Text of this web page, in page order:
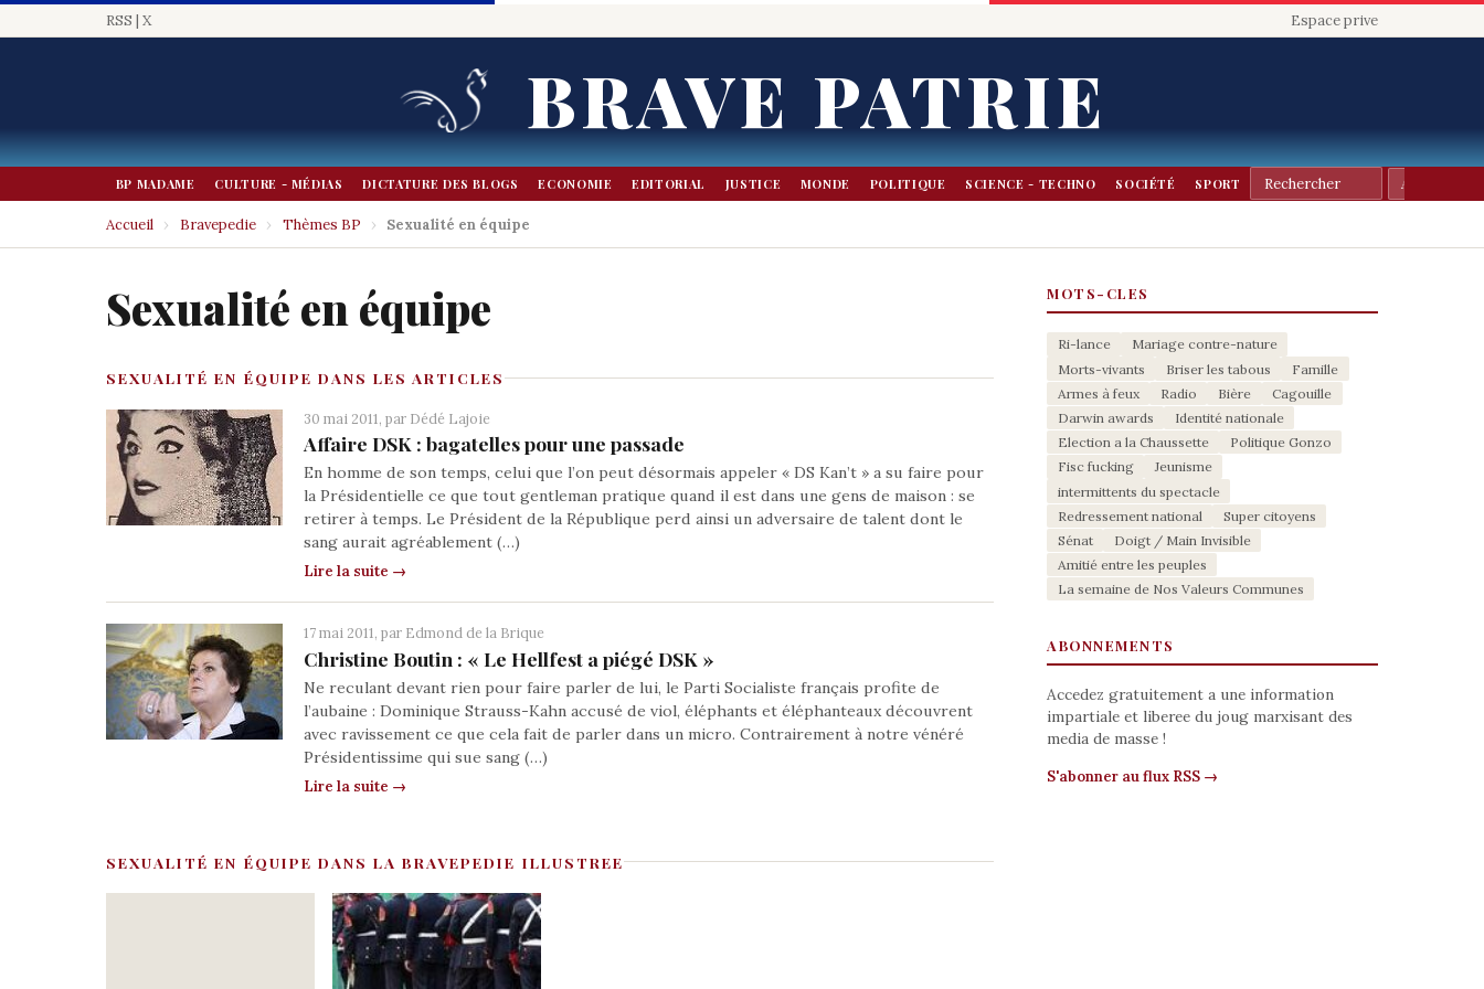
RSS | X Espace prive
BRAVE PATRIE
BP MADAME CULTURE - MÉDIAS DICTATURE DES BLOGS ECONOMIE EDITORIAL JUSTICE MONDE POLITIQUE SCIENCE - TECHNO SOCIÉTÉ SPORT
Accueil › Bravepedie › Thèmes BP › Sexualité en équipe
Sexualité en équipe
SEXUALITÉ EN ÉQUIPE DANS LES ARTICLES
30 mai 2011, par Dédé Lajoie
Affaire DSK : bagatelles pour une passade
En homme de son temps, celui que l’on peut désormais appeler « DS Kan’t » a su faire pour
la Présidentielle ce que tout gentleman pratique quand il est dans une gens de maison : se
retirer à temps. Le Président de la République perd ainsi un adversaire de talent dont le
sang aurait agréablement (…)
Lire la suite →
17 mai 2011, par Edmond de la Brique
Christine Boutin : « Le Hellfest a piégé DSK »
Ne reculant devant rien pour faire parler de lui, le Parti Socialiste français profite de
l’aubaine : Dominique Strauss-Kahn accusé de viol, éléphants et éléphanteaux découvrent
avec ravissement ce que cela fait de parler dans un micro. Contrairement à notre vénéré
Présidentissime qui sue sang (…)
Lire la suite →
SEXUALITÉ EN ÉQUIPE DANS LA BRAVEPEDIE ILLUSTREE
MOTS-CLES
Ri-lance
Mariage contre-nature
Morts-vivants
Briser les tabous
Famille
Armes à feux
Radio Bière
Cagouille
Darwin awards
Identité nationale
Election a la Chaussette
Politique Gonzo
Fisc fucking
Jeunisme
intermittents du spectacle
Redressement national
Super citoyens
Sénat
Doigt / Main Invisible
Amitié entre les peuples
La semaine de Nos Valeurs Communes
ABONNEMENTS
Accedez gratuitement a une information
impartiale et liberee du joug marxisant des
media de masse !
S'abonner au flux RSS →